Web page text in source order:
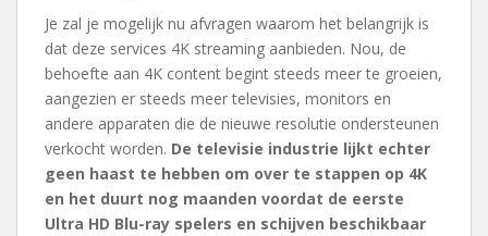
Je zal je mogelijk nu afvragen waarom het belangrijk is
dat deze services 4K streaming aanbieden. Nou, de
behoefte aan 4K content begint steeds meer te groeien,
aangezien er steeds meer televisies, monitors en
andere apparaten die de nieuwe resolutie ondersteunen
verkocht worden. De televisie industrie lijkt echter
geen haast te hebben om over te stappen op 4K
en het duurt nog maanden voordat de eerste
Ultra HD Blu-ray spelers en schijven beschikbaar